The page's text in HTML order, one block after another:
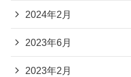
2024年2月
2023年6月
2023年2月